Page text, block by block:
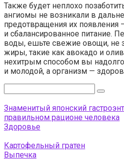
Также будет неплохо
ангиомы не возникали в
предотвращения их
и сбалансированное питание.
воды, ешьте свежие овощи, не
жиры, такие как авокадо и
нехитрым способом вы
и молодой, а организм —
Знаменитый японский
правильном рационе человека
Здоровье
Картофельный гратен
Выпечка